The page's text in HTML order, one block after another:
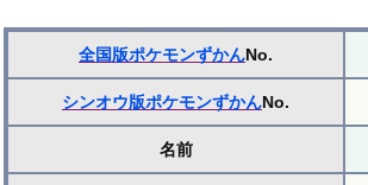
全国版ポケモンずかんNo.
シンオウ版ポケモンずかんNo.
名前